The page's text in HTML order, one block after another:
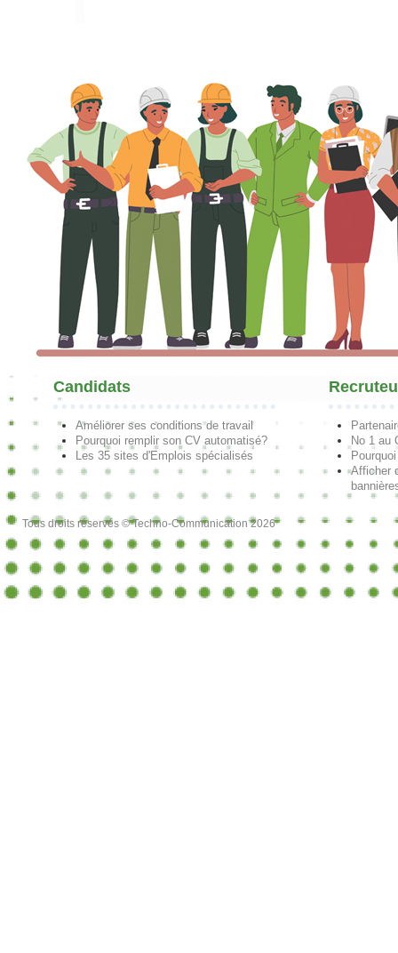
Candidats
Améliorer ses conditions de travail
Pourquoi remplir son CV automatisé?
Les 35 sites d'Emplois spécialisés
No 1 au
Afficher
Tous droits réservés © Techno-Communication 2026